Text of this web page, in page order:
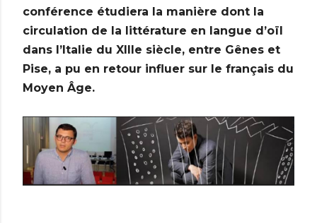
conférence étudiera la manière dont la
circulation de la littérature en langue d’oïl
dans l’Italie du XIIIe siècle, entre Gênes et
Pise, a pu en retour influer sur le français du
Moyen Âge.